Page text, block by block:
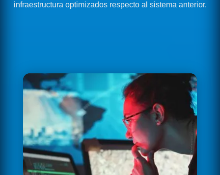
infraestructura optimizados respecto al sistema anterior.